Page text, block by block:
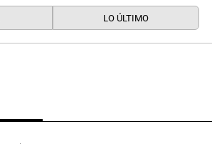
LO ÚLTIMO